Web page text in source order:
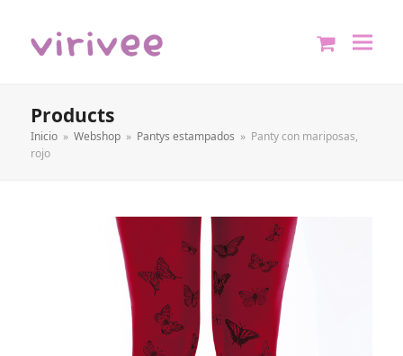
Products
Inicio » Webshop » Pantys estampados » Panty con mariposas,
rojo